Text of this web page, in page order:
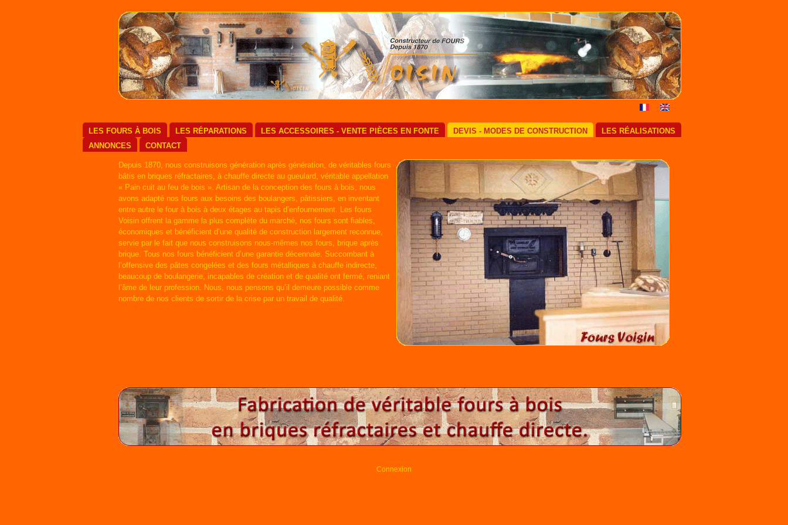
LES FOURS À BOIS LES RÉPARATIONS LES ACCESSOIRES - VENTE PIÈCES EN FONTE DEVIS - MODES DE CONSTRUCTION
LES RÉALISATIONS
ANNONCES
CONTACT
Depuis 1870, nous construisons génération après génération, de véritables fours
bâtis en briques réfractaires, à chauffe directe au gueulard, véritable appellation
« Pain cuit au feu de bois ». Artisan de la conception des fours à bois, nous
avons adapté nos fours aux besoins des boulangers, pâtissiers, en inventant
entre autre le four à bois à deux étages au tapis d’enfournement. Les fours
Voisin offrent la gamme la plus complète du marché, nos fours sont fiables,
économiques et bénéficient d’une qualité de construction largement reconnue,
servie par le fait que nous construisons nous-mêmes nos fours, brique après
brique. Tous nos fours bénéficient d’une garantie décennale. Succombant à
l’offensive des pâtes congelées et des fours métalliques à chauffe indirecte,
beaucoup de boulangerie, incapables de création et de qualité ont fermé, reniant
l’âme de leur profession. Nous, nous pensons qu’il demeure possible comme
nombre de nos clients de sortir de la crise par un travail de qualité.
Connexion